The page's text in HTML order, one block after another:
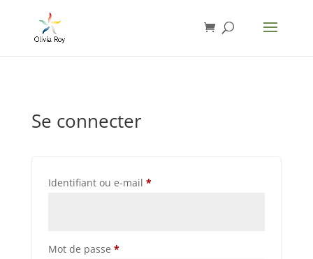
Se connecter
Identifiant ou e-mail *Obligatoire
Mot de passe *Obligatoire